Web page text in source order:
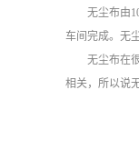
无尘布由
车间完成。无
无尘布在
相关，所以说